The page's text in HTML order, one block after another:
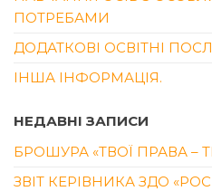
ПОТРЕБАМИ
ДОДАТКОВІ ОСВІТНІ
ІНША ІНФОРМАЦІЯ.
НЕДАВНІ ЗАПИСИ
БРОШУРА «ТВОЇ ПРАВА –
ЗВІТ КЕРІВНИКА ЗДО